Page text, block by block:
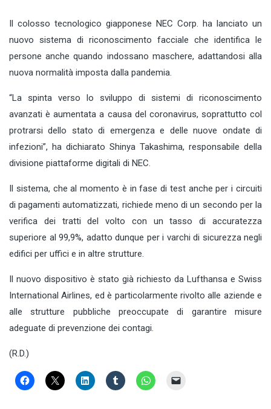
Il colosso tecnologico giapponese NEC Corp. ha lanciato un
nuovo sistema di riconoscimento facciale che identifica le
persone anche quando indossano maschere, adattandosi alla
nuova normalità imposta dalla pandemia.
“La spinta verso lo sviluppo di sistemi di riconoscimento
avanzati è aumentata a causa del coronavirus, soprattutto col
protrarsi dello stato di emergenza e delle nuove ondate di
infezioni”, ha dichiarato Shinya Takashima, responsabile della
divisione piattaforme digitali di NEC.
Il sistema, che al momento è in fase di test anche per i circuiti
di pagamenti automatizzati, richiede meno di un secondo per la
verifica dei tratti del volto con un tasso di accuratezza
superiore al 99,9%, adatto dunque per i varchi di sicurezza negli
edifici per uffici e in altre strutture.
Il nuovo dispositivo è stato già richiesto da Lufthansa e Swiss
International Airlines, ed è particolarmente rivolto alle aziende e
alle strutture pubbliche preoccupate di garantire misure
adeguate di prevenzione dei contagi.
(R.D.)